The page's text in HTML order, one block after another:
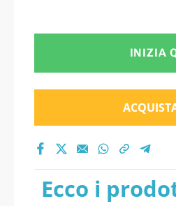
INIZIA
Ecco i